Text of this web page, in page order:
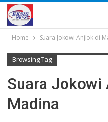
Home Suara Jokowi Anjlok di
Browsing Tag
Suara Jokowi
Madina